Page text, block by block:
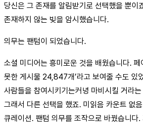
당신은 그 존재를 알림받기로 선택했을 뿐이
존재하지 않는 빚을 암시했습니다.
의무는 팬텀이 되었습니다.
소셜 미디어는 흥미로운 것을 배웠습니다. 페
못한 게시물 24,847개’라고 보여줄 수도 있
사람들을 참여시키기는커녕 마비시킬 거라
그래서 다른 선택을 했죠. 미읽음 카운트 없
큐레이션. 팬텀 의무를 조작으로 바꿨습니다.